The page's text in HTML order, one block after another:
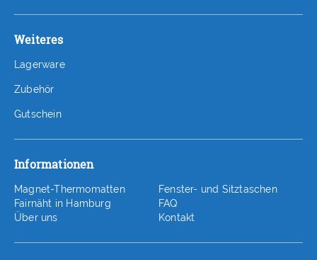
Weiteres
Lagerware
Zubehör
Gutschein
Informationen
Magnet-Thermomatten
Fairnäht in Hamburg
Über uns
Fenster- und Sitztaschen
FAQ
Kontakt